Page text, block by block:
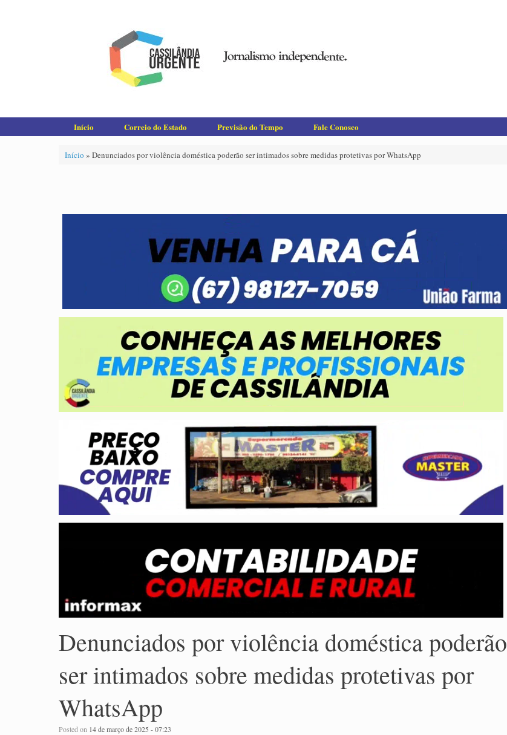
Início Correio do Estado Previsão do Tempo Fale Conosco
Início » Denunciados por violência doméstica poderão ser intimados sobre medidas protetivas por WhatsApp
Denunciados por violência doméstica poderão
ser intimados sobre medidas protetivas por
WhatsApp
Posted on 14 de março de 2025 - 07:23